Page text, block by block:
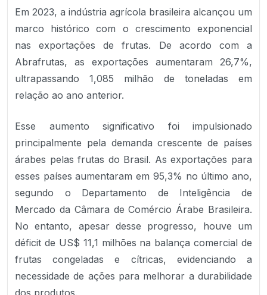
Em 2023, a indústria agrícola brasileira alcançou um
marco histórico com o crescimento exponencial
nas exportações de frutas. De acordo com a
Abrafrutas, as exportações aumentaram 26,7%,
ultrapassando 1,085 milhão de toneladas em
relação ao ano anterior.
Esse aumento significativo foi impulsionado
principalmente pela demanda crescente de países
árabes pelas frutas do Brasil. As exportações para
esses países aumentaram em 95,3% no último ano,
segundo o Departamento de Inteligência de
Mercado da Câmara de Comércio Árabe Brasileira.
No entanto, apesar desse progresso, houve um
déficit de US$ 11,1 milhões na balança comercial de
frutas congeladas e cítricas, evidenciando a
necessidade de ações para melhorar a durabilidade
dos produtos.